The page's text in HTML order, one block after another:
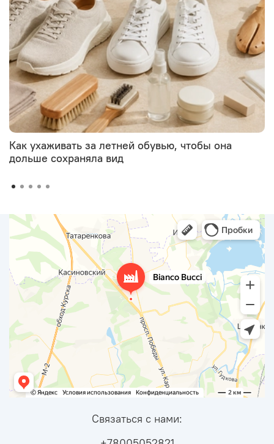
Как ухаживать за летней обувью, чтобы она
дольше сохраняла вид
Связаться с нами: